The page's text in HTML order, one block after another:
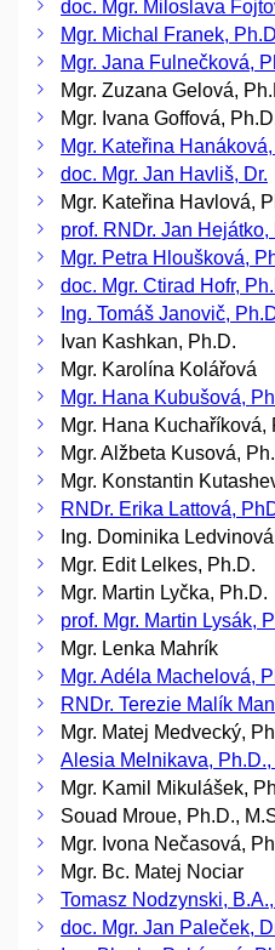
doc. Mgr. Miloslava
Mgr. Michal Franek,
Mgr. Jana Fulnečková,
Mgr. Zuzana Gelová,
Mgr. Ivana Goffová,
Mgr. Kateřina
doc. Mgr. Jan Havliš, Dr.
Mgr. Kateřina Havlová,
prof. RNDr. Jan Hejátko,
Mgr. Petra Hloušková,
doc. Mgr. Ctirad Hofr,
Ing. Tomáš Janovič,
Ivan Kashkan, Ph.D.
Mgr. Karolína Kolářová
Mgr. Hana Kubušová,
Mgr. Hana Kuchaříková,
Mgr. Alžbeta Kusová,
Mgr. Konstantin
RNDr. Erika Lattová,
Ing. Dominika Ledvinová
Mgr. Edit Lelkes, Ph.D.
Mgr. Martin Lyčka, Ph.D.
prof. Mgr. Martin Lysák,
Mgr. Lenka Mahrík
Mgr. Adéla Machelová,
RNDr. Terezie Malík
Mgr. Matej Medvecký,
Alesia Melnikava, Ph.D.,
Mgr. Kamil Mikulášek,
Souad Mroue, Ph.D.,
Mgr. Ivona Nečasová,
Mgr. Bc. Matej Nociar
Tomasz Nodzynski,
doc. Mgr. Jan Paleček,